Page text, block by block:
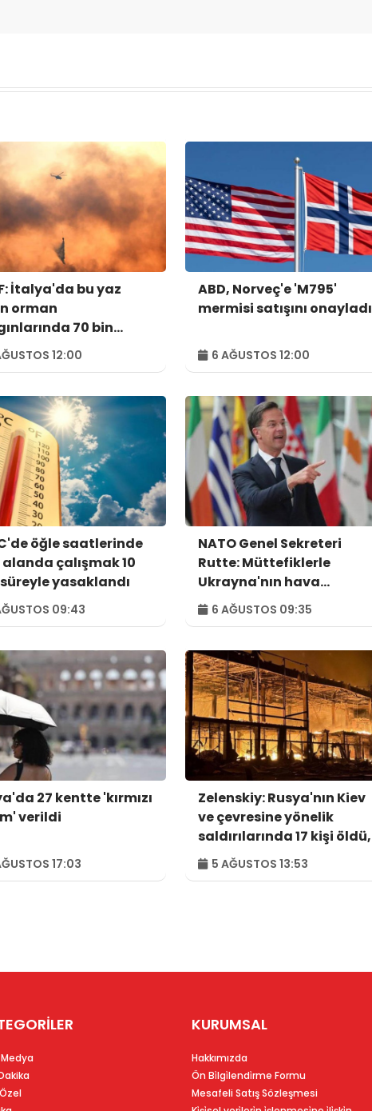
İtalya'da bu yaz
orman
70 bin
alan kül oldu
12:00
ABD, Norveç'e 'M795'
mermisi satışını onayladı
6 AĞUSTOS 12:00
öğle saatlerinde
alanda çalışmak 10
yasaklandı
09:43
NATO Genel Sekreteri
Rutte: Müttefiklerle
Ukrayna'nın hava
savunma ihtiyaçlarını
görüştük
6 AĞUSTOS 09:35
27 kentte 'kırmızı
verildi
17:03
Zelenskiy: Rusya'nın Kiev
ve çevresine yönelik
saldırılarında 17 kişi öldü,
44 kişi yaralandı
5 AĞUSTOS 13:53
KURUMSAL
Hakkımızda
Ön Bi̇lgi̇lendi̇rme Formu
Mesafeli Satış Sözleşmesi